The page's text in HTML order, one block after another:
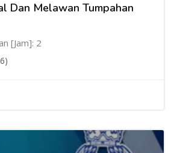
Dan Melawan Tumpahan
[Jam]: 2